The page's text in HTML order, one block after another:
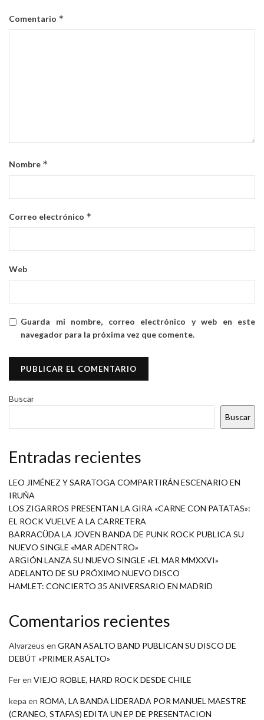
Comentario *
Nombre *
Correo electrónico *
Web
Guarda mi nombre, correo electrónico y web en este
navegador para la próxima vez que comente.
Buscar
Buscar
Entradas recientes
LEO JIMÉNEZ Y SARATOGA COMPARTIRÁN ESCENARIO EN
IRUÑA
LOS ZIGARROS PRESENTAN LA GIRA «CARNE CON PATATAS»:
EL ROCK VUELVE A LA CARRETERA
BARRACÜDA LA JOVEN BANDA DE PUNK ROCK PUBLICA SU
NUEVO SINGLE «MAR ADENTRO»
ARGIÓN LANZA SU NUEVO SINGLE «EL MAR MMXXVI»
ADELANTO DE SU PRÓXIMO NUEVO DISCO
HAMLET: CONCIERTO 35 ANIVERSARIO EN MADRID
Comentarios recientes
Alvarzeus en GRAN ASALTO BAND PUBLICAN SU DISCO DE
DEBÚT «PRIMER ASALTO»
Feren VIEJO ROBLE, HARD ROCK DESDE CHILE
kepa en ROMA, LA BANDA LIDERADA POR MANUEL MAESTRE
(CRANEO, STAFAS) EDITA UN EP DE PRESENTACION